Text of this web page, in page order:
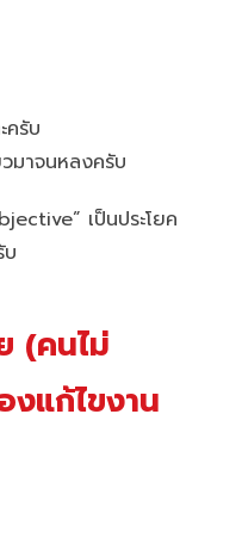
ครับ
มาจนหลงครับ
เป็นประโยค
(คนไม่
แก้ไขงาน